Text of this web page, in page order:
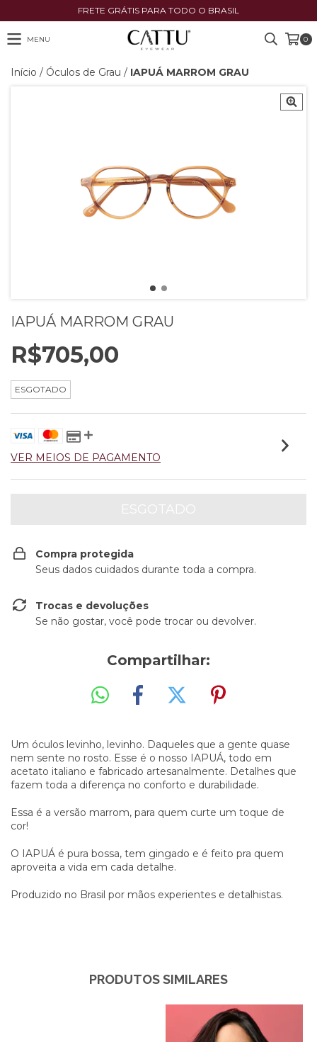
FRETE GRÁTIS PARA TODO O BRASIL
MENU 0
Início / Óculos de Grau / IAPUÁ MARROM GRAU
IAPUÁ MARROM GRAU
R$705,00
ESGOTADO
VER MEIOS DE PAGAMENTO
Compra protegida
Seus dados cuidados durante toda a compra.
Trocas e devoluções
Se não gostar, você pode trocar ou devolver.
Compartilhar:
Um óculos levinho, levinho. Daqueles que a gente quase
nem sente no rosto. Esse é o nosso IAPUÁ, todo em
acetato italiano e fabricado artesanalmente. Detalhes que
fazem toda a diferença no conforto e durabilidade.
Essa é a versão marrom, para quem curte um toque de
cor!
O IAPUÁ é pura bossa, tem gingado e é feito pra quem
aproveita a vida em cada detalhe.
Produzido no Brasil por mãos experientes e detalhistas.
PRODUTOS SIMILARES